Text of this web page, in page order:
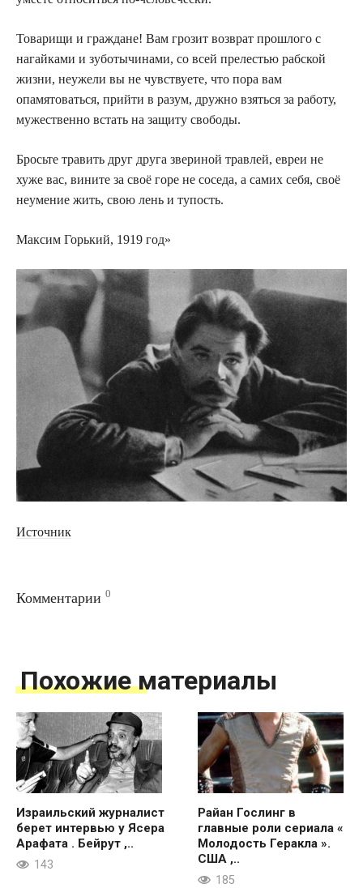
Товарищи и граждане! Вам грозит возврат прошлого с
нагайками и зуботычинами, со всей прелестью рабской
жизни, неужели вы не чувствуете, что пора вам
опамятоваться, прийти в разум, дружно взяться за работу,
мужественно встать на защиту свободы.
Бросьте травить друг друга звериной травлей, евреи не
хуже вас, вините за своё горе не соседа, а самих себя, своё
неумение жить, свою лень и тупость.
Максим Горький, 1919 год»
Источник
Комментарии 0
Похожие материалы
Израильский журналист
берет интервью у Ясера
Арафата . Бейрут ,..
143
Райан Гослинг в
главные роли сериала «
Молодость Геракла ».
США ,..
185